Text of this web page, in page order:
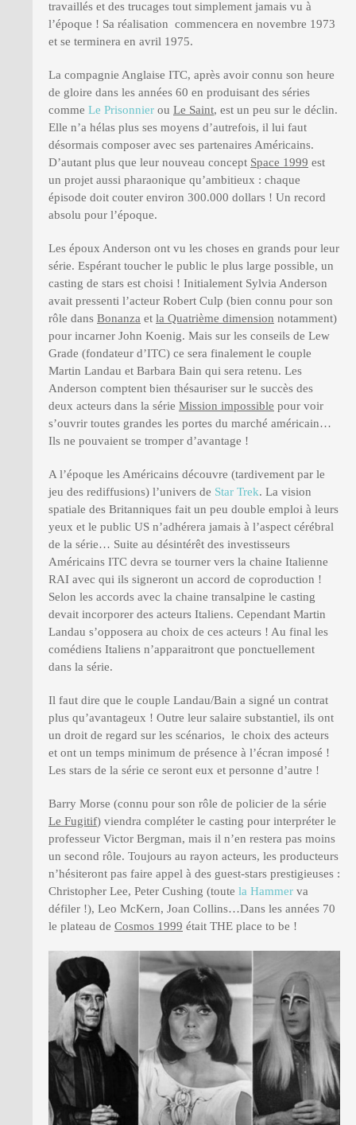
travaillés et des trucages tout simplement jamais vu à
l’époque ! Sa réalisation commencera en novembre 1973
et se terminera en avril 1975.
La compagnie Anglaise ITC, après avoir connu son heure
de gloire dans les années 60 en produisant des séries
comme Le Prisonnier ou Le Saint, est un peu sur le déclin.
Elle n’a hélas plus ses moyens d’autrefois, il lui faut
désormais composer avec ses partenaires Américains.
D’autant plus que leur nouveau concept Space 1999 est
un projet aussi pharaonique qu’ambitieux : chaque
épisode doit couter environ 300.000 dollars ! Un record
absolu pour l’époque.
Les époux Anderson ont vu les choses en grands pour leur
série. Espérant toucher le public le plus large possible, un
casting de stars est choisi ! Initialement Sylvia Anderson
avait pressenti l’acteur Robert Culp (bien connu pour son
rôle dans Bonanza et la Quatrième dimension notamment)
pour incarner John Koenig. Mais sur les conseils de Lew
Grade (fondateur d’ITC) ce sera finalement le couple
Martin Landau et Barbara Bain qui sera retenu. Les
Anderson comptent bien thésauriser sur le succès des
deux acteurs dans la série Mission impossible pour voir
s’ouvrir toutes grandes les portes du marché américain…
Ils ne pouvaient se tromper d’avantage !
A l’époque les Américains découvre (tardivement par le
jeu des rediffusions) l’univers de Star Trek. La vision
spatiale des Britanniques fait un peu double emploi à leurs
yeux et le public US n’adhérera jamais à l’aspect cérébral
de la série… Suite au désintérêt des investisseurs
Américains ITC devra se tourner vers la chaine Italienne
RAI avec qui ils signeront un accord de coproduction !
Selon les accords avec la chaine transalpine le casting
devait incorporer des acteurs Italiens. Cependant Martin
Landau s’opposera au choix de ces acteurs ! Au final les
comédiens Italiens n’apparaitront que ponctuellement
dans la série.
Il faut dire que le couple Landau/Bain a signé un contrat
plus qu’avantageux ! Outre leur salaire substantiel, ils ont
un droit de regard sur les scénarios, le choix des acteurs
et ont un temps minimum de présence à l’écran imposé !
Les stars de la série ce seront eux et personne d’autre !
Barry Morse (connu pour son rôle de policier de la série
Le Fugitif) viendra compléter le casting pour interpréter le
professeur Victor Bergman, mais il n’en restera pas moins
un second rôle. Toujours au rayon acteurs, les producteurs
n’hésiteront pas faire appel à des guest-stars prestigieuses :
Christopher Lee, Peter Cushing (toute la Hammer va
défiler !), Leo McKern, Joan Collins…Dans les années 70
le plateau de Cosmos 1999 était THE place to be !